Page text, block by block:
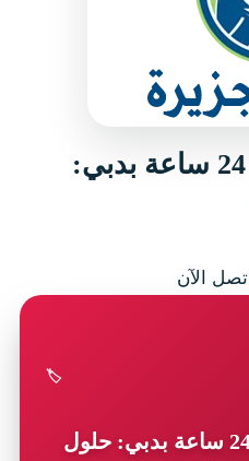
شركة إزالة الروائح 24 ساعة بدبي:
اتصل الآن
🏷️
شركة إزالة الروائح 24 ساعة بدبي: حلول